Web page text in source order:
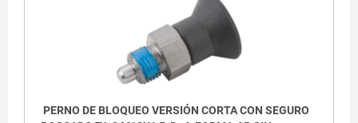
PERNO DE BLOQUEO VERSIÓN CORTA CON SEGURO